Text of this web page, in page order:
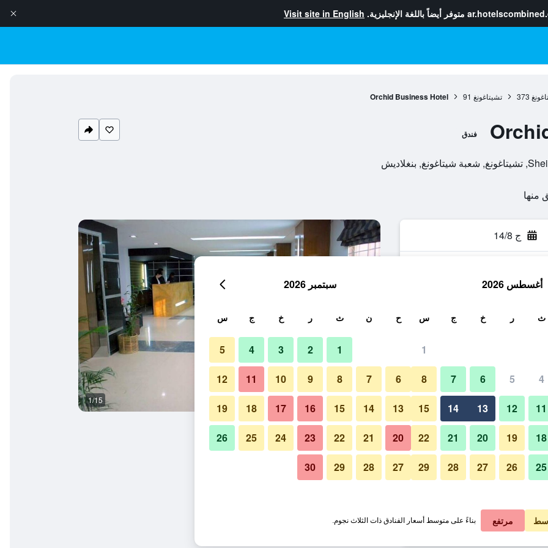
متوفر أيضاً باللغة الإنجليزية. Visit site in English
373 تشيتاغونغ 91
Orchid Business Hotel
فندق
ج 14/8
في الليلة
﷼ عرض الصفقة
﷼ عرض الصفقة
ردهة 1/15
صور لـ Orchid Business Hotel
أغسطس 2026
ث ر خ ج س
1
4
5
6
7
8
11
12
13
14
15
18
19
20
21
22
25
26
27
28
29
سبتمبر 2026
ح ن ث ر خ ج س
1
2
3
4
5
6
7
8
9
10
11
12
13
14
15
16
17
18
19
20
21
22
23
24
25
26
27
28
29
30
مرتفع بناءً على متوسط أسعار الفنادق ذات الثلاث نجوم.